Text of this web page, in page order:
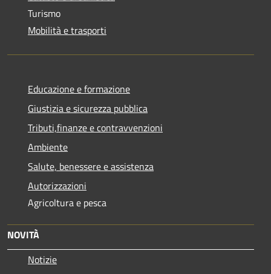
Turismo
Mobilità e trasporti
Educazione e formazione
Giustizia e sicurezza pubblica
Tributi,finanze e contravvenzioni
Ambiente
Salute, benessere e assistenza
Autorizzazioni
Agricoltura e pesca
NOVITÀ
Notizie